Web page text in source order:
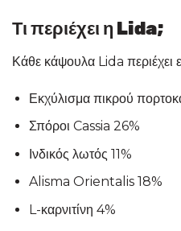
Τι περιέχει η Lida;
Κάθε κάψουλα Lida περιέχει
Εκχύλισμα πικρού
Σπόροι Cassia 26%
Ινδικός λωτός 11%
Alisma Orientalis 18%
L-καρνιτίνη 4%